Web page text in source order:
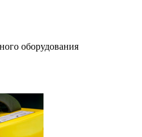
оборудования